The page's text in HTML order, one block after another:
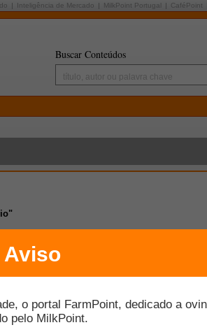
Inteligência de Mercado MilkPoint Portugal CaféPoint
Buscar Conteúdos
sobre ovinocultura no Mato